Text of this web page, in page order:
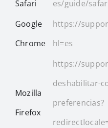
Safari
es/guide/
Google
Chrome
https://
hl=es
Mozilla
Firefox
https://
deshabilitar-
preferencias?